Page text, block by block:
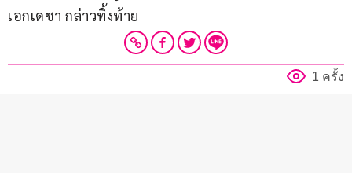
เอกเดชา กล่าวทิ้งท้าย
1 ครั้ง